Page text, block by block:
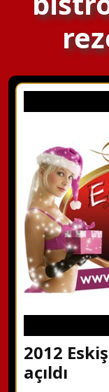
2012
açıldı